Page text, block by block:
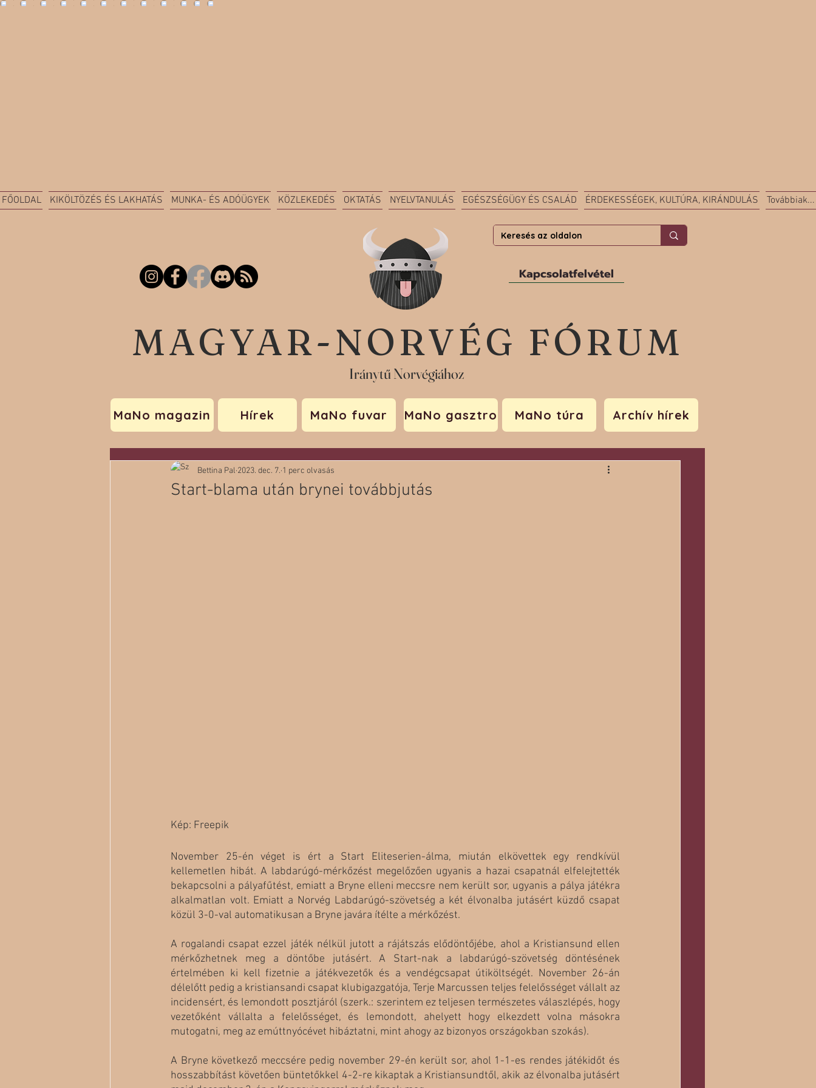
FŐOLDAL KIKÖLTÖZÉS ÉS LAKHATÁS MUNKA- ÉS ADÓÜGYEK KÖZLEKEDÉS OKTATÁS NYELVTANULÁS EGÉSZSÉGÜGY ÉS CSALÁD ÉRDEKESSÉGEK, KULTÚRA, KIRÁNDULÁS Továbbiak...
Kapcsolatfelvétel
MAGYAR-NORVÉG FÓRUM
Iránytű Norvégiához
MaNo magazin Hírek MaNo fuvar MaNo gasztro MaNo túra Archív hírek
Start-blama után brynei továbbjutás
Bettina Pal 2023. dec. 7. 1 perc olvasás
Kép: Freepik
November 25-én véget is ért a Start Eliteserien-álma, miután elkövettek egy rendkívül
kellemetlen hibát. A labdarúgó-mérkőzést megelőzően ugyanis a hazai csapatnál elfelejtették
bekapcsolni a pályafűtést, emiatt a Bryne elleni meccsre nem került sor, ugyanis a pálya játékra
alkalmatlan volt. Emiatt a Norvég Labdarúgó-szövetség a két élvonalba jutásért küzdő csapat
közül 3-0-val automatikusan a Bryne javára ítélte a mérkőzést.
A rogalandi csapat ezzel játék nélkül jutott a rájátszás elődöntőjébe, ahol a Kristiansund ellen
mérkőzhetnek meg a döntőbe jutásért. A Start-nak a labdarúgó-szövetség döntésének
értelmében ki kell fizetnie a játékvezetők és a vendégcsapat útiköltségét. November 26-án
délelőtt pedig a kristiansandi csapat klubigazgatója, Terje Marcussen teljes felelősséget vállalt az
incidensért, és lemondott posztjáról (szerk.: szerintem ez teljesen természetes válaszlépés, hogy
vezetőként vállalta a felelősséget, és lemondott, ahelyett hogy elkezdett volna másokra
mutogatni, meg az emúttnyócévet hibáztatni, mint ahogy az bizonyos országokban szokás).
A Bryne következő meccsére pedig november 29-én került sor, ahol 1-1-es rendes játékidőt és
hosszabbítást követően büntetőkkel 4-2-re kikaptak a Kristiansundtől, akik az élvonalba jutásért